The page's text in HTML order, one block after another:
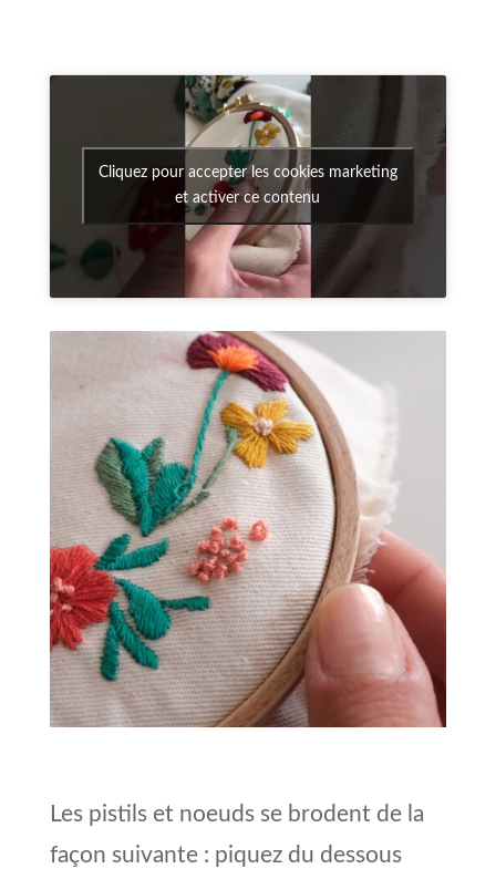
Cliquez pour accepter les cookies marketing
et activer ce contenu
Les pistils et noeuds se brodent de la
façon suivante : piquez du dessous